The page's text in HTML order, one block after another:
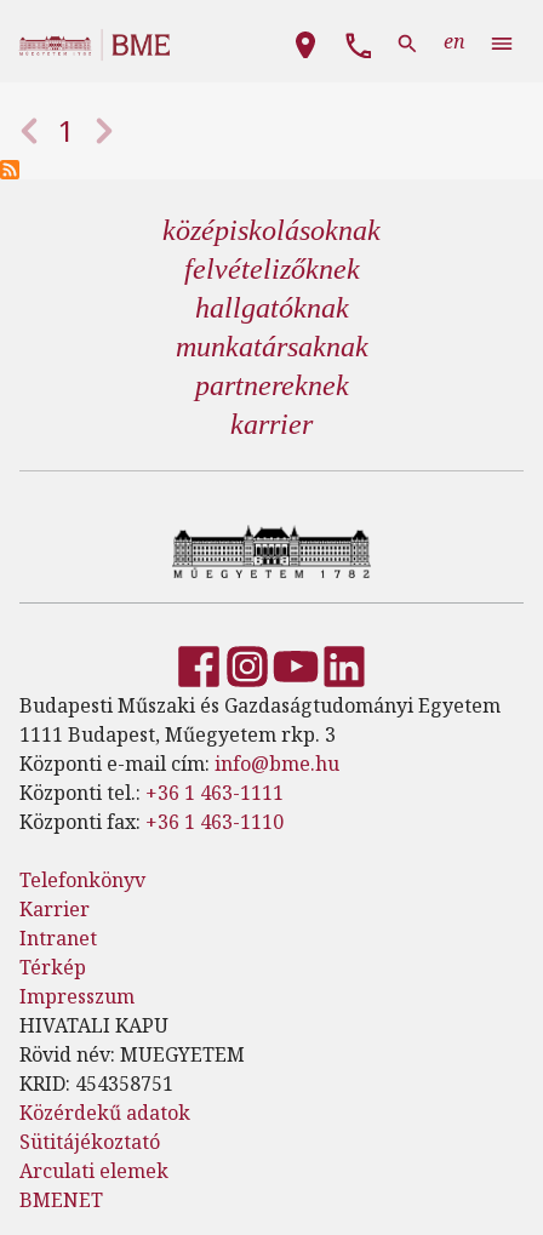
Fő navigáció
en
Oldalszámozás
Előző oldal
1 Következő oldal
középiskolásoknak
felvételizőknek
hallgatóknak
munkatársaknak
partnereknek
karrier
Budapesti Műszaki és Gazdaságtudományi Egyetem
1111 Budapest, Műegyetem rkp. 3
Központi e-mail cím: info@bme.hu
Központi tel.: +36 1 463-1111
Központi fax: +36 1 463-1110
Telefonkönyv
Karrier
Intranet
Térkép
Impresszum
HIVATALI KAPU
Rövid név: MUEGYETEM
KRID: 454358751
Közérdekű adatok
Sütitájékoztató
Arculati elemek
BMENET